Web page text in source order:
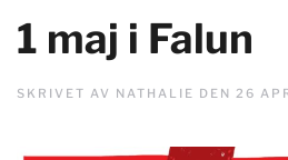
1 maj i Falun
SKRIVET AV NATHALIE DEN 26